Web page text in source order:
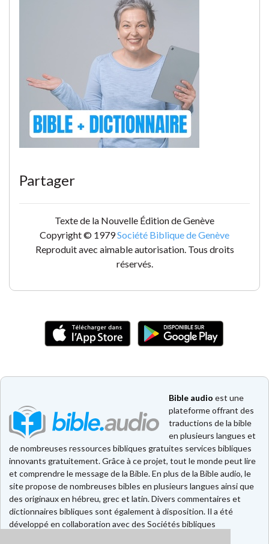
Partager
Texte de la Nouvelle Édition de Genève
Copyright © 1979Société Biblique de Genève
Reproduit avec aimable autorisation. Tous droits
réservés.
Bible audio est une
plateforme offrant des
traductions de la bible
en plusieurs langues et
de nombreuses ressources bibliques gratuites services bibliques
innovants gratuitement. Grâce à ce projet, tout le monde peut lire
et comprendre le message de la Bible. En plus de la Bible audio, le
site propose de nombreuses bibles en plusieurs langues ainsi que
des originaux en hébreu, grec et latin. Divers commentaires et
dictionnaires bibliques sont également à disposition. Il a été
développé en collaboration avec des Sociétés bibliques